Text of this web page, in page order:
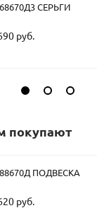
СЕРЬГИ
руб.
покупают
ПОДВЕСКА
руб.